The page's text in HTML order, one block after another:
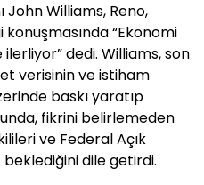
John Williams, Reno,
“Ekonomi
dedi. Williams, son
verisinin ve istiham
baskı yaratıp
fikrini belirlemeden
ve Federal Açık
dile getirdi.